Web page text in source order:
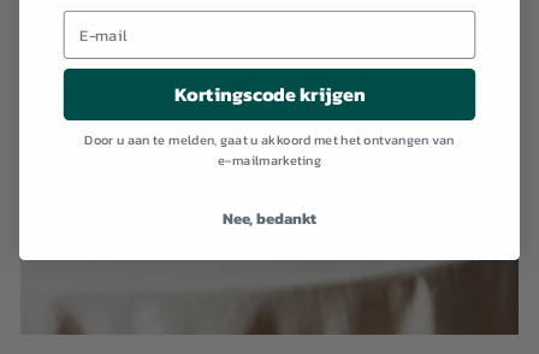
Kortingscode krijgen
Door u aan te melden, gaat u akkoord met het ontvangen van
e-mailmarketing
Nee, bedankt